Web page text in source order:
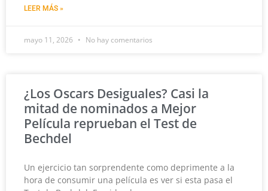
LEER MÁS »
mayo 11, 2026 No hay comentarios
¿Los Oscars Desiguales? Casi la
mitad de nominados a Mejor
Película reprueban el Test de
Bechdel
Un ejercicio tan sorprendente como deprimente a la
hora de consumir una película es ver si esta pasa el